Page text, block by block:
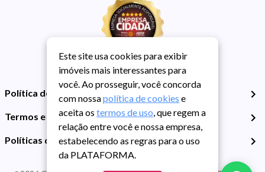
Política de Privacidade
Termos e Condições de Uso
Políticas de Cookies
Este site usa cookies para exibir
imóveis mais interessantes para
você. Ao prosseguir, você concorda
com nossapolítica de cookies e
aceita os termos de uso, que regem a
relação entre você e nossa empresa,
estabelecendo as regras para o uso
da PLATAFORMA.